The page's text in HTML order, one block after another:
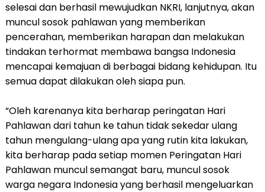
selesai dan berhasil mewujudkan NKRI, lanjutnya, akan
muncul sosok pahlawan yang memberikan
pencerahan, memberikan harapan dan melakukan
tindakan terhormat membawa bangsa Indonesia
mencapai kemajuan di berbagai bidang kehidupan. Itu
semua dapat dilakukan oleh siapa pun.
“Oleh karenanya kita berharap peringatan Hari
Pahlawan dari tahun ke tahun tidak sekedar ulang
tahun mengulang-ulang apa yang rutin kita lakukan,
kita berharap pada setiap momen Peringatan Hari
Pahlawan muncul semangat baru, muncul sosok
warga negara Indonesia yang berhasil mengeluarkan